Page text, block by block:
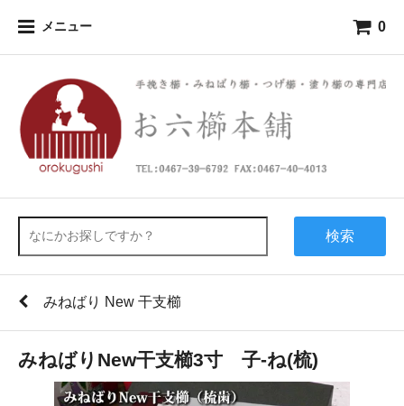
メニュー 0
検索
みねばり New 干支櫛
みねばりNew干支櫛3寸 子-ね(梳)